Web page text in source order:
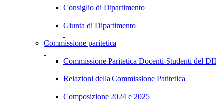
Consiglio di Dipartimento
Giunta di Dipartimento
Commissione paritetica
Commissione Paritetica Docenti-Studenti del DII
Relazioni della Commissione Paritetica
Composizione 2024 e 2025